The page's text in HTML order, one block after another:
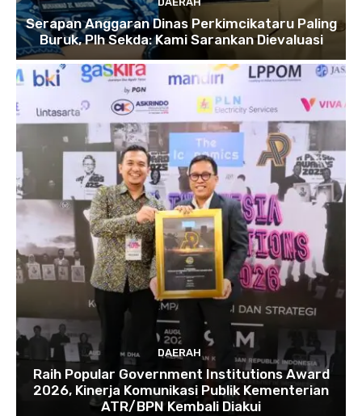
Serapan Anggaran Dinas Perkimcikataru Paling
Buruk, Plh Sekda: Kami Sarankan Dievaluasi
DAERAH
Raih Popular Government Institutions Award
2026, Kinerja Komunikasi Publik Kementerian
ATR/BPN Kembali Diakui